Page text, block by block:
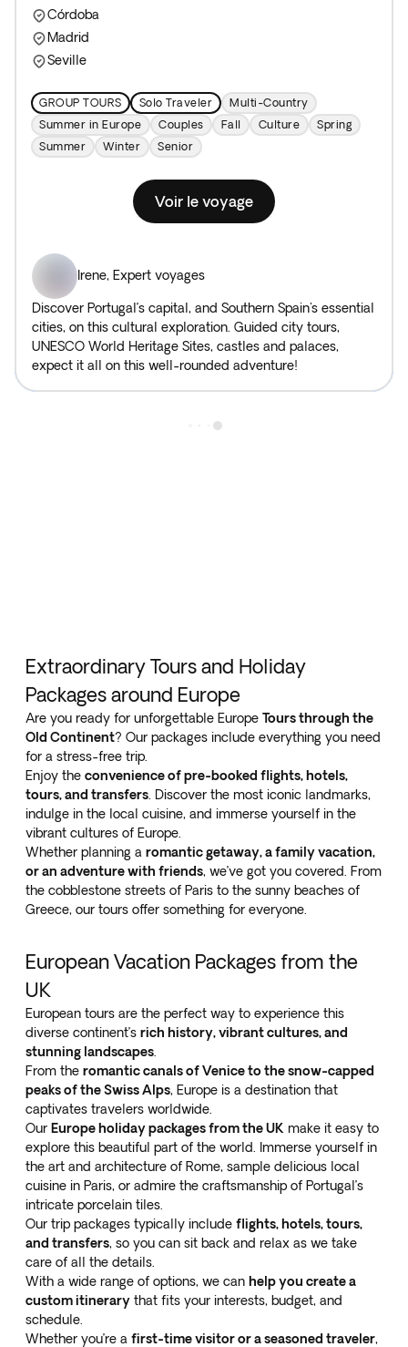
Córdoba
Madrid
Seville
GROUP TOURS Solo Traveler
Multi-Country
Summer in Europe
Couples Fall Culture
Spring
Summer
Winter Senior
Voir le voyage
Irene, Expert voyages
Discover Portugal’s capital, and Southern Spain's essential
cities, on this cultural exploration. Guided city tours,
UNESCO World Heritage Sites, castles and palaces,
expect it all on this well-rounded adventure!
Extraordinary Tours and Holiday
Packages around Europe
Are you ready for unforgettable Europe Tours through the
Old Continent? Our packages include everything you need
for a stress-free trip.
Enjoy the convenience of pre-booked flights, hotels,
tours, and transfers . Discover the most iconic landmarks,
indulge in the local cuisine, and immerse yourself in the
vibrant cultures of Europe.
Whether planning a romantic getaway, a family vacation,
or an adventure with friends, we’ve got you covered. From
the cobblestone streets of Paris to the sunny beaches of
Greece, our tours offer something for everyone.
European Vacation Packages from the
UK
European tours are the perfect way to experience this
diverse continent’s rich history, vibrant cultures, and
stunning landscapes
From the romantic canals of Venice to the snow-capped
peaks of the Swiss Alps, Europe is a destination that
captivates travelers worldwide.
Our Europe holiday packages from the UK make it easy to
explore this beautiful part of the world. Immerse yourself in
the art and architecture of Rome, sample delicious local
cuisine in Paris, or admire the craftsmanship of Portugal’s
intricate porcelain tiles.
Our trip packages typically include flights, hotels, tours,
and transfers, so you can sit back and relax as we take
care of all the details.
With a wide range of options, we can help you create a
custom itinerary that fits your interests, budget, and
schedule.
Whether you’re a first-time visitor or a seasoned traveler,